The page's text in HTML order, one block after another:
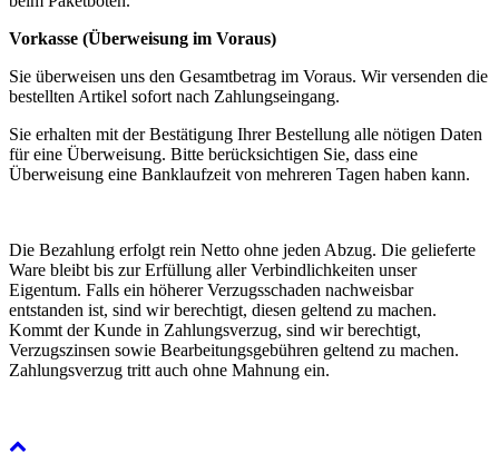
Vorkasse (Überweisung im Voraus)
Sie überweisen uns den Gesamtbetrag im Voraus. Wir versenden die
bestellten Artikel sofort nach Zahlungseingang.
Sie erhalten mit der Bestätigung Ihrer Bestellung alle nötigen Daten
für eine Überweisung. Bitte berücksichtigen Sie, dass eine
Überweisung eine Banklaufzeit von mehreren Tagen haben kann.
Die Bezahlung erfolgt rein Netto ohne jeden Abzug. Die gelieferte
Ware bleibt bis zur Erfüllung aller Verbindlichkeiten unser
Eigentum. Falls ein höherer Verzugsschaden nachweisbar
entstanden ist, sind wir berechtigt, diesen geltend zu machen.
Kommt der Kunde in Zahlungsverzug, sind wir berechtigt,
Verzugszinsen sowie Bearbeitungsgebühren geltend zu machen.
Zahlungsverzug tritt auch ohne Mahnung ein.